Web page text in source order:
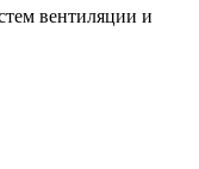
вентиляции и